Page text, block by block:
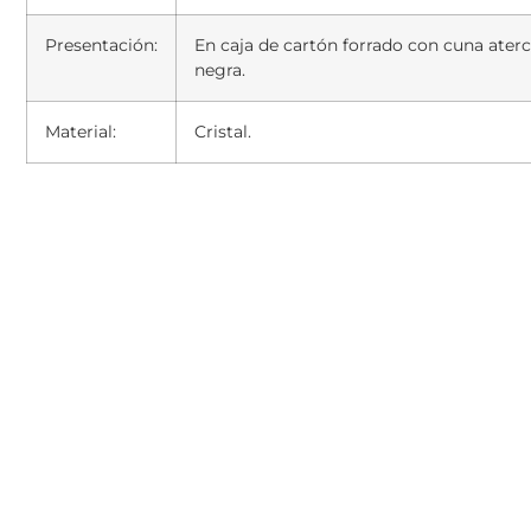
Presentación:
En caja de cartón forrado con cuna
negra.
Material: Cristal.